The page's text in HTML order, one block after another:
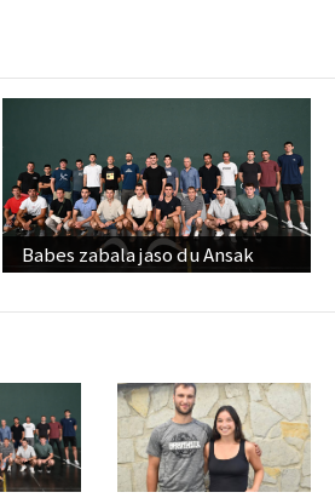
Babes zabala jaso du Ansak